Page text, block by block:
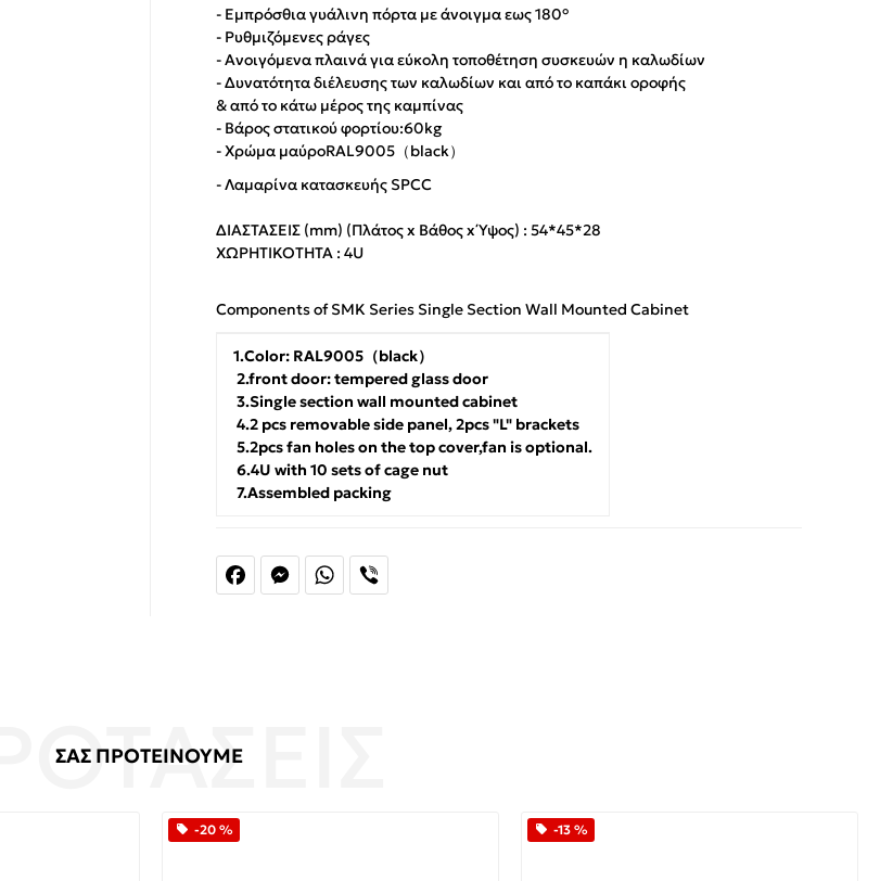
FacebookMessengerWhatsApp
- Εμπρόσθια γυάλινη πόρτα με άνοιγμα εως 180°
- Ρυθμιζόμενες ράγες
- Ανοιγόμενα πλαινά για εύκολη τοποθέτηση συσκευών η καλωδίων
- Δυνατότητα διέλευσης των καλωδίων και από το καπάκι οροφής
& από το κάτω μέρος της καμπίνας
- Βάρος στατικού φορτίου:60kg
- Χρώμα μαύροRAL9005（black）
- Λαμαρίνα κατασκευής SPCC
ΔΙΑΣΤΑΣΕΙΣ (mm) (Πλάτος x Βάθος x Ύψος) : 54*45*28
ΧΩΡΗΤΙΚΟΤΗΤΑ : 4U
Components of SMK Series Single Section Wall Mounted Cabinet
1.Color: RAL9005（black）
2.front door: tempered glass door
3.Single section wall mounted cabinet
4.2 pcs removable side panel, 2pcs "L" brackets
5.2pcs fan holes on the top cover,fan is optional.
6.4U with 10 sets of cage nut
7.Assembled packing
ΣΑΣ ΠΡΟΤΕΙΝΟΥΜΕ
-20 % -13 %